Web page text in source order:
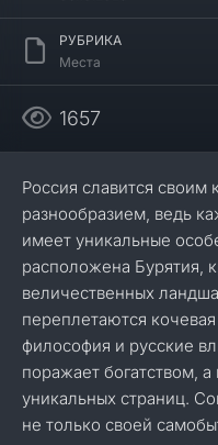
РУБРИКА
Места
1657
Россия славится
разнообразием, ведь
имеет уникальные
расположена Бурятия,
величественных
переплетаются
философия и русские
поражает богатством,
уникальных страниц.
не только своей